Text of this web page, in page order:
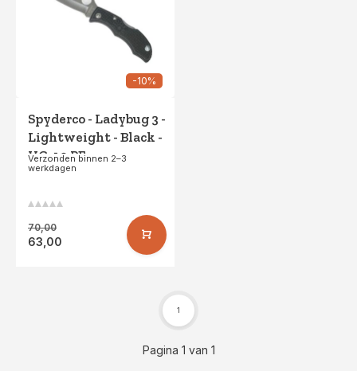
-10%
Spyderco - Ladybug 3 -
Lightweight - Black -
VG-10 PE
Verzonden binnen 2–3
werkdagen
70,00
63,00
Pagina 1 van 1
1